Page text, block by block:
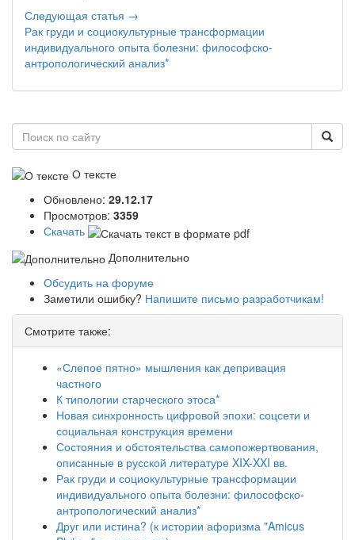
Следующая статья →
Рак груди и социокультурные трансформации
индивидуального опыта болезни: философско-
антропологический анализ*
О тексте
Обновлено: 29.12.17
Просмотров: 3359
Скачать
Дополнительно
Обсудить на форуме
Заметили ошибку? Напишите письмо разработчикам!
Смотрите также:
«Слепое пятно» мышления как депривация
частного
К типологии старческого этоса*
Новая синхронность цифровой эпохи: соцсети и
социальная конструкция времени
Состояния и обстоятельства самопожертвования,
описанные в русской литературе XIX-XXI вв.
Рак груди и социокультурные трансформации
индивидуального опыта болезни: философско-
антропологический анализ*
Друг или истина? (к истории афоризма "Amicus